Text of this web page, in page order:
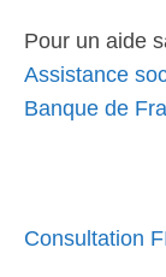
Pour un aide
Assistance
Banque de
Consultation